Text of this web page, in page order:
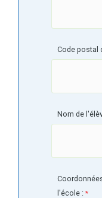
Code postal
Nom de
l'école :